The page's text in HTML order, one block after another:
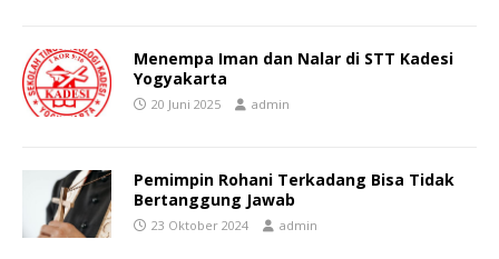
Menempa Iman dan Nalar di STT Kadesi
Yogyakarta
20 Juni 2025 admin
Pemimpin Rohani Terkadang Bisa Tidak
Bertanggung Jawab
23 Oktober 2024 admin